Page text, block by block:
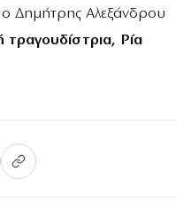
Δημήτρης Αλεξάνδρου
Ρία